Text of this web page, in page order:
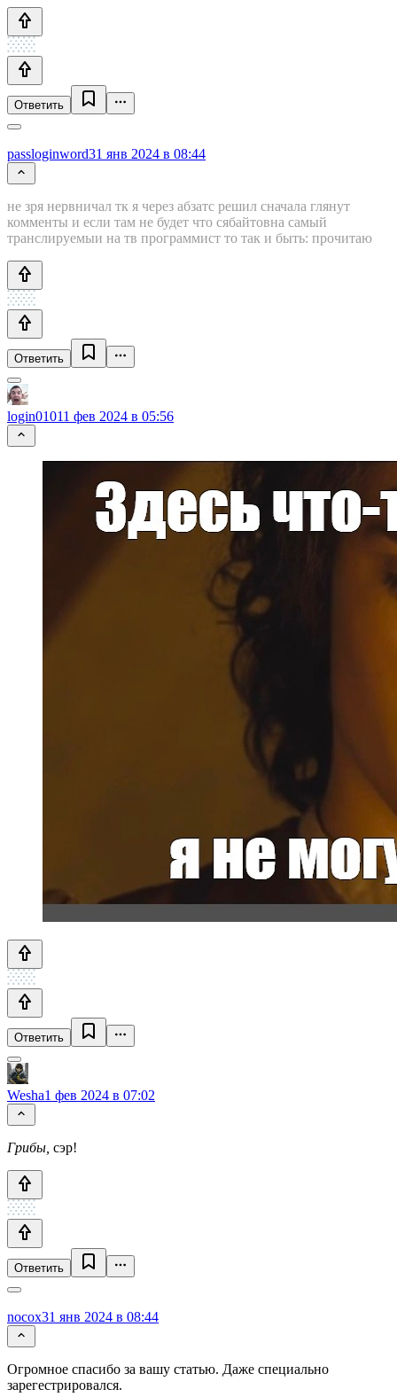
Ответить
passloginword31 янв 2024 в 08:44
не зря нервничал тк я через абзатс решил сначала глянут
комменты и если там не будет что сябайтовна самый
транслируемыи на тв программист то так и быть: прочитаю
Ответить
login01011 фев 2024 в 05:56
Ответить
Wesha1 фев 2024 в 07:02
Грибы, сэр!
Ответить
nocox31 янв 2024 в 08:44
Огромное спасибо за вашу статью. Даже специально
зарегестрировался.